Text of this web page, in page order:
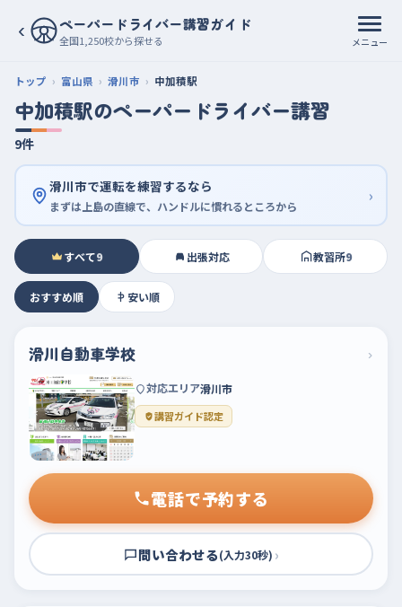
‹ ペーパードライバー講習ガイド
全国1,250校から探せる メニュー
トップ 富山県 滑川市 中加積駅
中加積駅のペーパードライバー講習
9件
滑川市で運転を練習するなら
まずは上島の直線で、ハンドルに慣れるところから ›
すべて9 出張対応 教習所9
おすすめ順 安い順
滑川自動車学校 ›
対応エリア滑川市
講習ガイド認定
電話で予約する
問い合わせる(入力30秒) ›